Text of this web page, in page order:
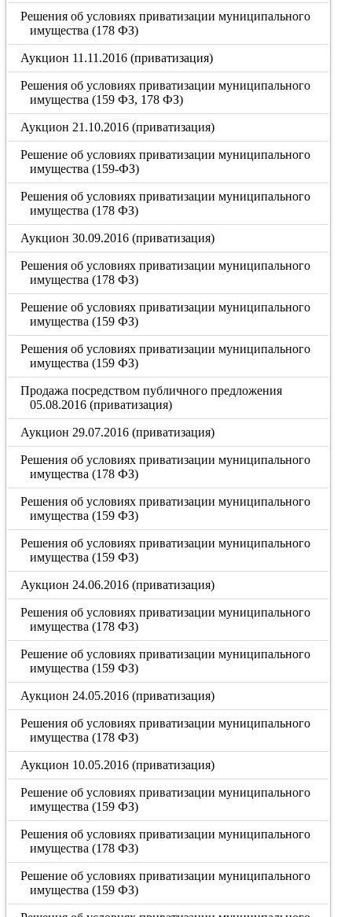
Решения об условиях приватизации муниципального
имущества (178 ФЗ)
Аукцион 11.11.2016 (приватизация)
Решения об условиях приватизации муниципального
имущества (159 ФЗ, 178 ФЗ)
Аукцион 21.10.2016 (приватизация)
Решение об условиях приватизации муниципального
имущества (159-ФЗ)
Решения об условиях приватизации муниципального
имущества (178 ФЗ)
Аукцион 30.09.2016 (приватизация)
Решения об условиях приватизации муниципального
имущества (178 ФЗ)
Решение об условиях приватизации муниципального
имущества (159 ФЗ)
Решения об условиях приватизации муниципального
имущества (159 ФЗ)
Продажа посредством публичного предложения
05.08.2016 (приватизация)
Аукцион 29.07.2016 (приватизация)
Решения об условиях приватизации муниципального
имущества (178 ФЗ)
Решения об условиях приватизации муниципального
имущества (159 ФЗ)
Решения об условиях приватизации муниципального
имущества (159 ФЗ)
Аукцион 24.06.2016 (приватизация)
Решения об условиях приватизации муниципального
имущества (178 ФЗ)
Решение об условиях приватизации муниципального
имущества (159 ФЗ)
Аукцион 24.05.2016 (приватизация)
Решения об условиях приватизации муниципального
имущества (178 ФЗ)
Аукцион 10.05.2016 (приватизация)
Решение об условиях приватизации муниципального
имущества (159 ФЗ)
Решения об условиях приватизации муниципального
имущества (178 ФЗ)
Решение об условиях приватизации муниципального
имущества (159 ФЗ)